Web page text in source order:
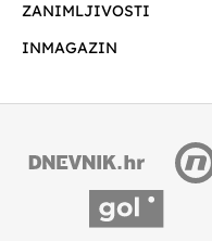
ZANIMLJIVOSTI
INMAGAZIN